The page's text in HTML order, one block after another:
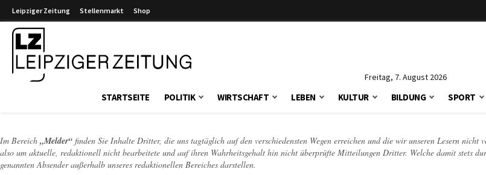
Leipziger Zeitung Stellenmarkt Shop
Freitag, 7. August 2026
STARTSEITE POLITIK WIRTSCHAFT LEBEN KULTUR BILDUNG SPORT
Im Bereich „Melder“ finden Sie Inhalte Dritter, die uns tagtäglich auf den verschiedensten Wegen erreichen und die wir unseren Lesern nicht
also um aktuelle, redaktionell nicht bearbeitete und auf ihren Wahrheitsgehalt hin nicht überprüfte Mitteilungen Dritter. Welche damit stets
genannten Absender außerhalb unseres redaktionellen Bereiches darstellen.